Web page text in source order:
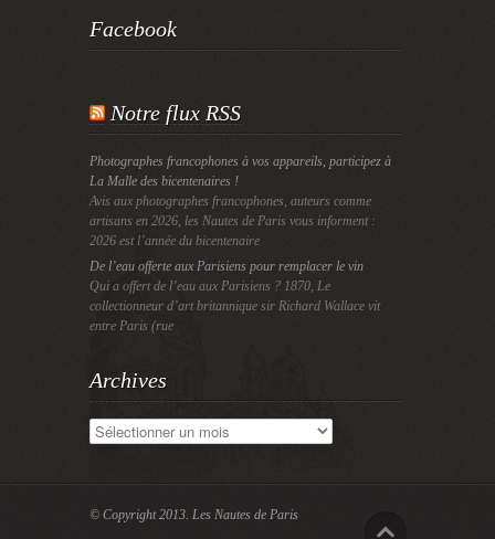
Facebook
Notre flux RSS
Photographes francophones à vos appareils, participez à
La Malle des bicentenaires !
Avis aux photographes francophones, auteurs comme
artisans en 2026, les Nautes de Paris vous informent :
2026 est l’année du bicentenaire
De l’eau offerte aux Parisiens pour remplacer le vin
Qui a offert de l’eau aux Parisiens ? 1870, Le
collectionneur d’art britannique sir Richard Wallace vit
entre Paris (rue
Archives
Archives
© Copyright 2013. Les Nautes de Paris